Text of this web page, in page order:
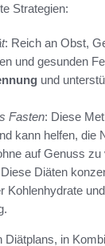
Strategien:
: Reich an Obst,
und gesunden
und
Fasten: Diese
kann helfen, die
auf Genuss zu
Diäten
Kohlenhydrate
Diätplans, in